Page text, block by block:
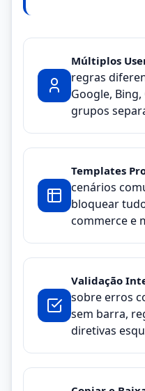
Múltiplos
regras
Google,
grupos
Templates
cenários
bloquear
commerce e
Validação
sobre erros
sem barra,
diretivas